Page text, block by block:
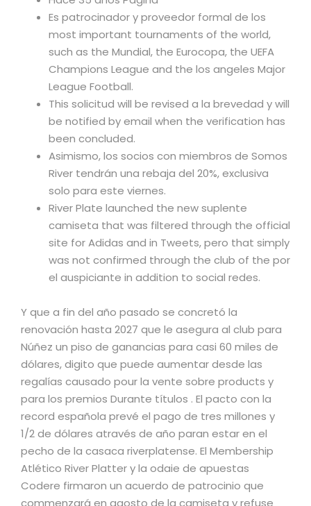
Es patrocinador y proveedor formal de los
most important tournaments of the world,
such as the Mundial, the Eurocopa, the UEFA
Champions League and the los angeles Major
League Football.
This solicitud will be revised a la brevedad y will
be notified by email when the verification has
been concluded.
Asimismo, los socios con miembros de Somos
River tendrán una rebaja del 20%, exclusiva
solo para este viernes.
River Plate launched the new suplente
camiseta that was filtered through the official
site for Adidas and in Tweets, pero that simply
was not confirmed through the club of the por
el auspiciante in addition to social redes.
Y que a fin del año pasado se concretó la
renovación hasta 2027 que le asegura al club para
Núñez un piso de ganancias para casi 60 miles de
dólares, digito que puede aumentar desde las
regalías causado pour la vente sobre products y
para los premios Durante títulos . El pacto con la
record española prevé el pago de tres millones y
1/2 de dólares através de año paran estar en el
pecho de la casaca riverplatense. El Membership
Atlético River Platter y la odaie de apuestas
Codere firmaron un acuerdo de patrocinio que
commenzará en agosto de la camiseta y refuse